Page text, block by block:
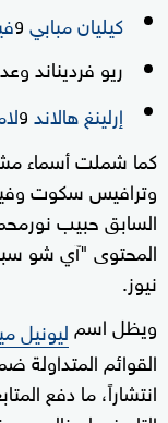
كيليان مبابي و
ريو فرديناند
إرلينغ هالاند و
كما شملت أسماء
وترافيس سكوت
السابق حبيب
المحتوى "آي شو
نيوز.
ويظل اسمليونيل
القوائم المتداولة
انتشاراً، ما دفع